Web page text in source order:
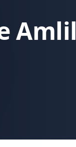
Amlil